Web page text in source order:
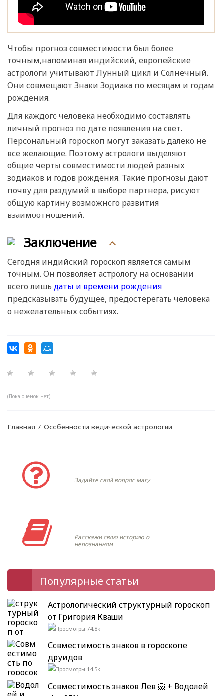
Чтобы прогноз совместимости был более
точным,напоминая индийский, европейские
астрологи учитывают Лунный цикл и Солнечный.
Они совмещают Знаки Зодиака по месяцам и годам
рождения.
Для каждого человека необходимо составлять
личный прогноз по дате появления на свет.
Персональный гороскоп могут заказать далеко не
все желающие. Поэтому астрологи выделяют
общие черты совместимости людей разных
зодиаков и годов рождения. Такие прогнозы дают
почву для раздумий в выборе партнера, рисуют
общую картину возможного развития
взаимоотношений.
Заключение
Сегодня индийский гороскоп является самым
точным. Он позволяет астрологу на основании
всего лишь даты и времени рождения
предсказывать будущее, предостерегать человека
о нежелательных событиях.
(Пока оценок нет)
Главная / Особенности ведической астрологии
Задайте свой вопрос магу
Расскажи свою историю о
непознанном
Популярные статьи
Астрологический структурный гороскоп
от Григория Кваши
74.8k
Совместимость знаков в гороскопе
друидов
14.5k
Совместимость знаков Лев 🦁 + Водолей